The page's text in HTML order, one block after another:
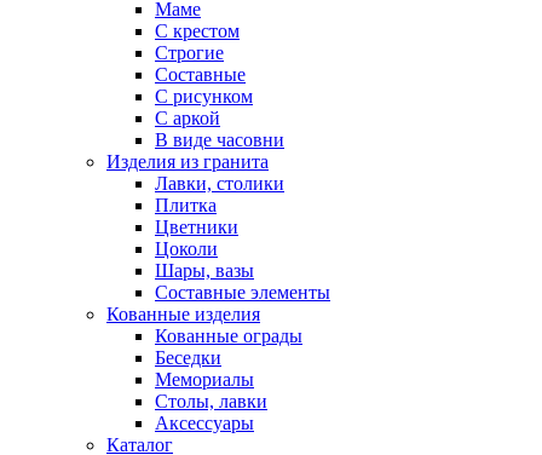
Маме
С крестом
Строгие
Составные
С рисунком
С аркой
В виде часовни
Изделия из гранита
Лавки, столики
Плитка
Цветники
Цоколи
Шары, вазы
Составные элементы
Кованные изделия
Кованные ограды
Беседки
Мемориалы
Столы, лавки
Аксессуары
Каталог